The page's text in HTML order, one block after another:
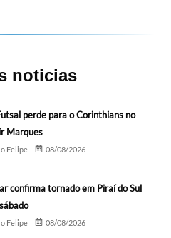
noticias
perde para o Corinthians no
Marques
Felipe 08/08/2026
confirma tornado em Piraí do Sul
Felipe 08/08/2026